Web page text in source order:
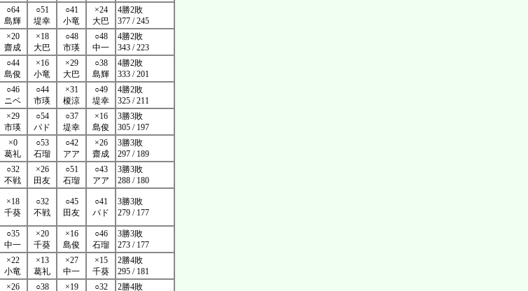
○64
島輝
○51
堤幸
○41
小竜
×24
大巴
4勝2敗
377 / 245
×20
齋成
×18
大巴
○48
市瑛
○48
中一
4勝2敗
343 / 223
○44
島俊
×16
小竜
×29
大巴
○38
島輝
4勝2敗
333 / 201
○46
ニベ
○44
市瑛
×31
榎涼
○49
堤幸
4勝2敗
325 / 211
×29
市瑛
○54
パド
○37
堤幸
×16
島俊
3勝3敗
305 / 197
×0
葛礼
○53
石瑠
○42
アア
×26
齋成
3勝3敗
297 / 189
○32
不戦
×26
田友
○51
石瑠
○43
アア
3勝3敗
288 / 180
×18
千葵
○32
不戦
○45
田友
○41
パド
3勝3敗
279 / 177
○35
中一
×20
千葵
×16
島俊
○46
石瑠
3勝3敗
273 / 177
×22
小竜
×13
葛礼
×27
中一
×15
千葵
2勝4敗
295 / 181
×26
○38
×19
○32
2勝4敗